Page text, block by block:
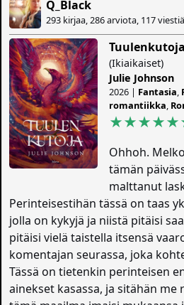
Q_Black
293 kirjaa, 286 arviota, 117 viestiä
Tuulenkutoja
(Ikiaikaiset)
Julie Johnson
2026 | Fantasia
romantiikka
Ohhoh.
tämän
malttanut
Perinteisestihän tässä on taas
jolla on kykyjä ja niistä pitäisi
pitäisi vielä taistella itsensä
komentajan seurassa, joka
Tässä on tietenkin perinteisen
ainekset kasassa, ja sitähän me